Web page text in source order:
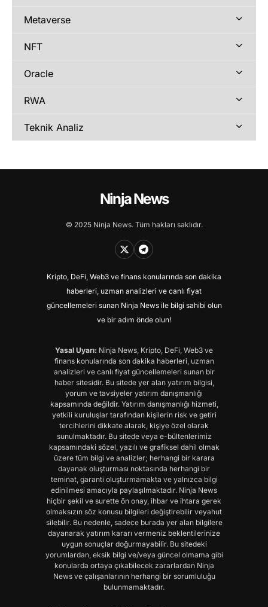
Metaverse
NFT
Oracle
RWA
Teknik Analiz
Ninja News
© 2025 Ninja News. Tüm hakları saklıdır.
Kripto, DeFi, Web3 ve finans konularında son dakika
haberleri, uzman analizleri ve canlı fiyat
güncellemeleri sunan Ninja News ile bilgi sahibi olun
ve bir adım önde olun!
Yasal Uyarı: Ninja News, Kripto, DeFi, Web3 ve
finans konularında son dakika haberleri, uzman
analizleri ve canlı fiyat güncellemeleri sunan bir
haber sitesidir. Bu sitede yer alan yatırım bilgisi,
yorum ve tavsiyeler yatırım danışmanlığı
kapsamında değildir. Yatırım danışmanlığı hizmeti,
yetkili kuruluşlar tarafından kişilerin risk ve getiri
tercihlerini dikkate alarak, kişiye özel olarak
sunulmaktadır. Bu sitede veya e-bültenlerimiz
kapsamındaki sözel, yazılı ve grafiksel dahil olmak
üzere tüm bilgi ve analizler; herhangi bir karara
dayanak oluşturması noktasında herhangi bir
teminat, garanti oluşturmamakta ve yalnızca bilgi
edinilmesi amacıyla paylaşılmaktadır. Ninja News
hiçbir şekil ve surette ön onay, ihbar ve ihtara gerek
olmaksızın söz konusu bilgileri değiştirebilir veyahut
silebilir. Bu nedenle, sadece burada yer alan bilgilere
dayanarak yatırım kararı vermeniz beklentilerinize
uygun sonuçlar doğurmayabilir. Bu sitedeki
yorumlardan, eksik bilgi ve/veya güncel olmama gibi
konularda ortaya çıkabilecek zararlardan Ninja
News ve çalışanlarının herhangi bir sorumluluğu
bulunmamaktadır.